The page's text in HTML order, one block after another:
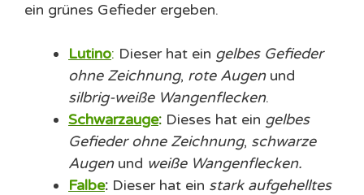
ein grünes Gefieder ergeben.
Lutino: Dieser hat ein gelbes Gefieder
ohne Zeichnung, rote Augenund
silbrig-weiße Wangenflecken.
Schwarzauge: Dieses hat ein gelbes
Gefieder ohne Zeichnung, schwarze
Augenund weiße Wangenflecken.
Falbe: Dieser hat ein stark aufgehelltes